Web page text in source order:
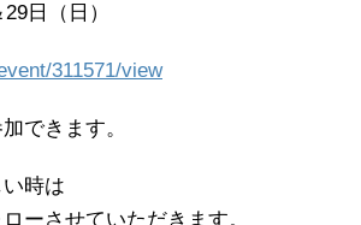
日（日）
311571/view
できます。
時は
ーさせていただきます。